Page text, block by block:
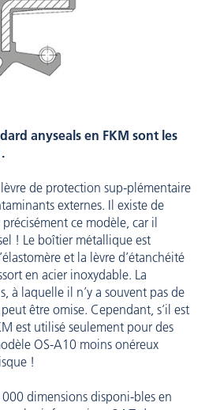
anyseals en FKM sont les
de protection sup-plémentaire
externes. Il existe de
ce modèle, car il
! Le boîtier métallique est
et la lèvre d’étanchéité
en acier inoxydable. La
à laquelle il n’y a souvent pas de
être omise. Cependant, s’il est
est utilisé seulement pour des
OS-A10 moins onéreux
!
dimensions disponi-bles en